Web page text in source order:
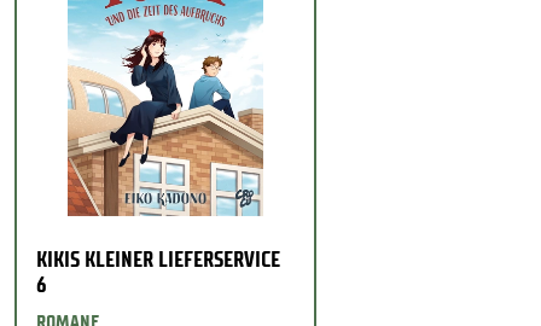
KIKIS KLEINER LIEFERSERVICE
6